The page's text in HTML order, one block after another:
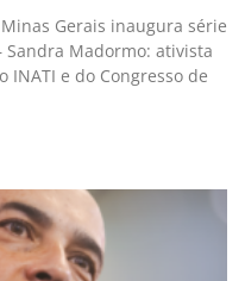
Gerais inaugura série
Madormo: ativista
INATI e do Congresso de